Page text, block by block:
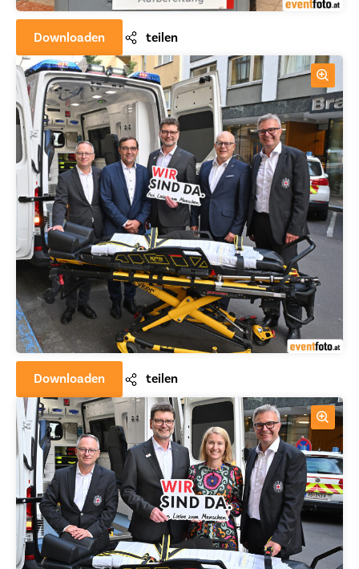
Downloaden teilen
Downloaden teilen